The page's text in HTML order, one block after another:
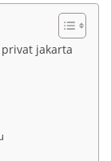
jakarta